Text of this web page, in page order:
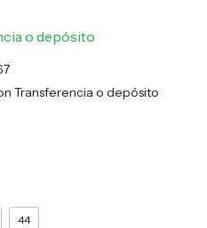
o depósito
Transferencia o depósito
44